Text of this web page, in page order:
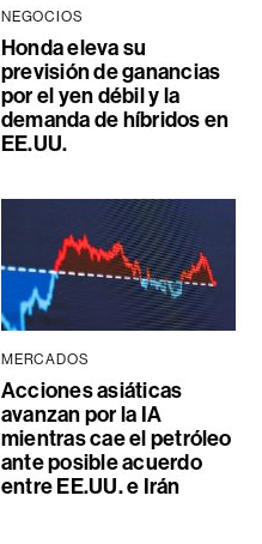
NEGOCIOS
Honda eleva su
previsión de ganancias
por el yen débil y la
demanda de híbridos en
EE.UU.
MERCADOS
Acciones asiáticas
avanzan por la IA
mientras cae el petróleo
ante posible acuerdo
entre EE.UU. e Irán